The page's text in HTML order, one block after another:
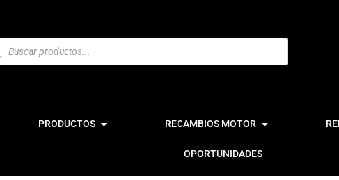
PRODUCTOS RECAMBIOS MOTOR
OPORTUNIDADES